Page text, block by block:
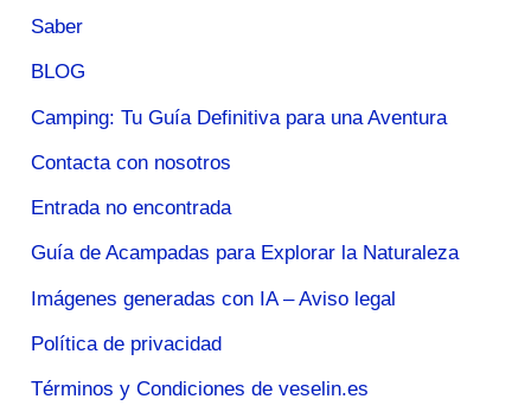
Saber
BLOG
Camping: Tu Guía Definitiva para una Aventura
Contacta con nosotros
Entrada no encontrada
Guía de Acampadas para Explorar la Naturaleza
Imágenes generadas con IA – Aviso legal
Política de privacidad
Términos y Condiciones de veselin.es